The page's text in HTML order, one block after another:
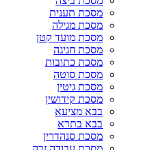
מסכת תענית
מסכת מגילה
מסכת מועד קטן
מסכת חגיגה
מסכת כתובות
מסכת סוטה
מסכת גיטין
מסכת קידושין
בבא מציעא
בבא בתרא
מסכת סנהדרין